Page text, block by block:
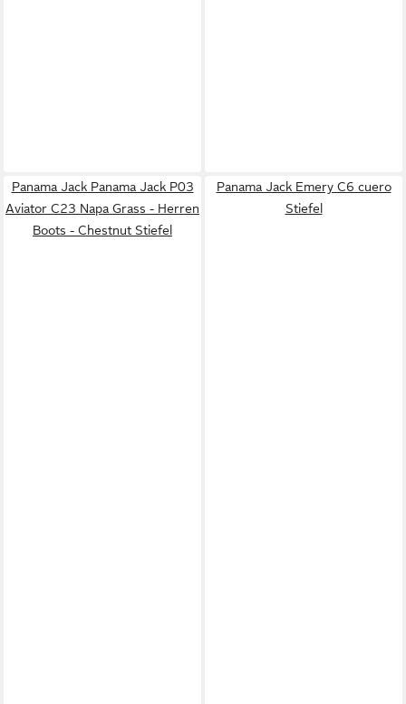
Panama Jack Panama Jack P03
Aviator C23 Napa Grass - Herren
Boots - Chestnut Stiefel
Panama Jack Emery C6 cuero
Stiefel